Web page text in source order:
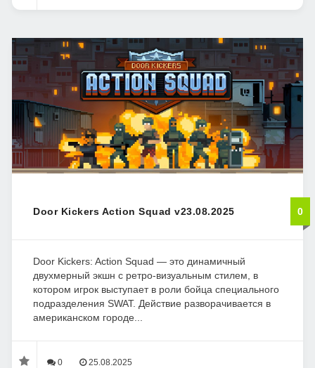
Door Kickers Action Squad v23.08.2025 0
Door Kickers: Action Squad — это динамичный
двухмерный экшн с ретро-визуальным стилем, в
котором игрок выступает в роли бойца специального
подразделения SWAT. Действие разворачивается в
американском городе...
0 25.08.2025